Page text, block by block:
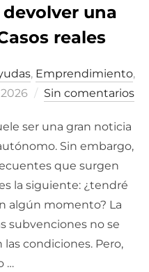
una
reales
, Emprendimiento,
Sin comentarios
ser una gran noticia
Sin embargo,
que surgen
la siguiente: ¿tendré
algún momento? La
subvenciones no se
condiciones. Pero,
…